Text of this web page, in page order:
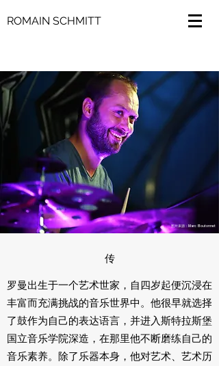
ROMAIN SCHMITT
图片来源：Marc Boutonnet
传
罗曼出生于一个艺术世家，自四岁起便沉浸在
丰富而充满挑战的音乐世界中。他很早就选择
了鼓作为自己的表达语言，并进入斯特拉斯堡
国立音乐学院深造，在那里他不断磨练自己的
音乐素养。除了乐器本身，他对艺术、艺术历